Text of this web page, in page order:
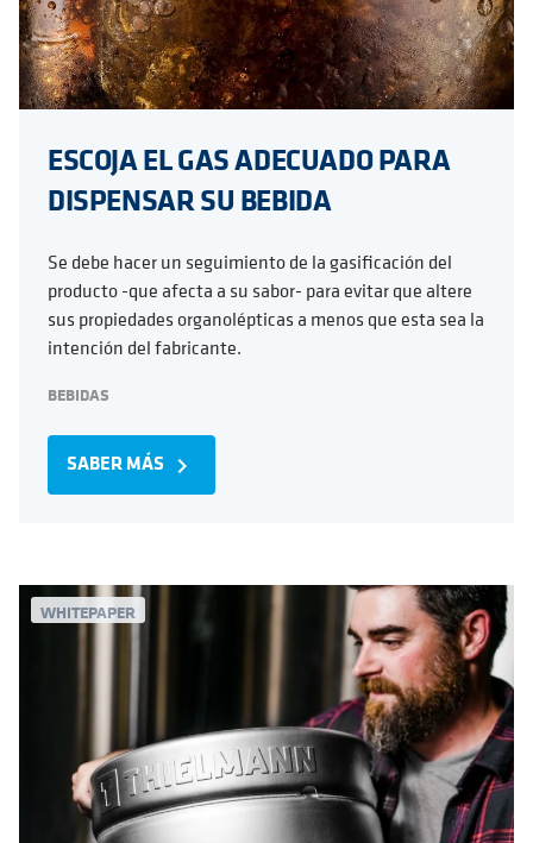
ESCOJA EL GAS ADECUADO PARA
DISPENSAR SU BEBIDA
Se debe hacer un seguimiento de la gasificación del
producto -que afecta a su sabor- para evitar que altere
sus propiedades organolépticas a menos que esta sea la
intención del fabricante.
BEBIDAS
SABER MÁS navigate_next
WHITEPAPER